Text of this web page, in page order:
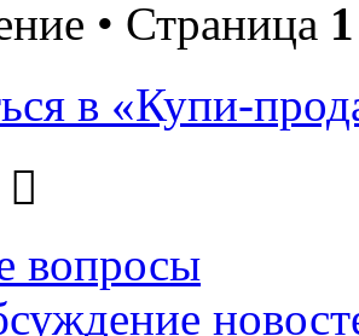
• Страница 1
в «Купи-
вопросы